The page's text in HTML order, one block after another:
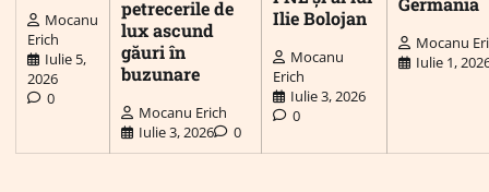
Mocanu
Erich
Iulie 5,
2026
0
petrecerile de
lux ascund
găuri în
buzunare
Mocanu Erich
Iulie 3, 2026
0
Ilie Bolojan
Mocanu
Erich
Iulie 3, 2026
0
Mocanu
Iulie 1,